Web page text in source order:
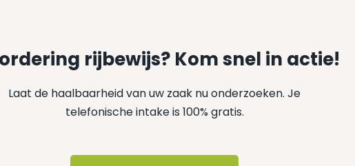
rijbewijs? Kom snel in actie!
Laat de haalbaarheid van uw zaak nu onderzoeken. Je
telefonische intake is 100% gratis.